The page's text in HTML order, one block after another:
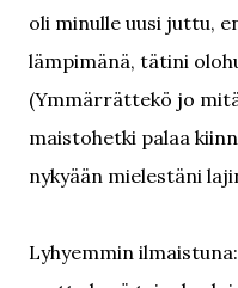
oli minulle uusi juttu,
lämpimänä, tätini
(Ymmärrättekö jo
maistohetki palaa
nykyään mielestäni
Lyhyemmin